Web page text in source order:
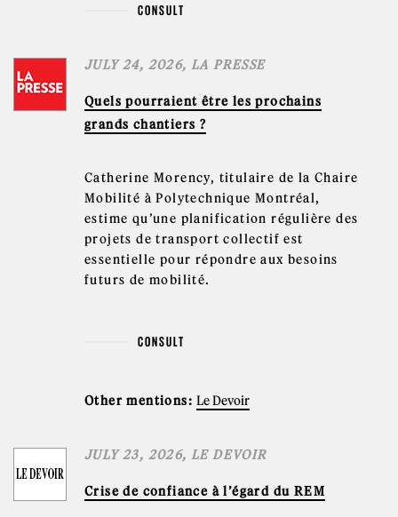
CONSULT
JULY 24, 2026, LA PRESSE
Quels pourraient être les prochains
grands chantiers ?
Catherine Morency, titulaire de la Chaire
Mobilité à Polytechnique Montréal,
estime qu’une planification régulière des
projets de transport collectif est
essentielle pour répondre aux besoins
futurs de mobilité.
CONSULT
Other mentions:Le Devoir
JULY 23, 2026, LE DEVOIR
Crise de confiance à l’égard du REM